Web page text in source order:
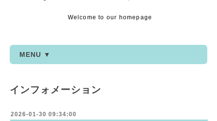
Welcome to our homepage
MENU ▼
インフォメーション
2026-01-30 09:34:00